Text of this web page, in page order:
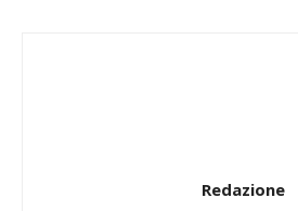
Redazione